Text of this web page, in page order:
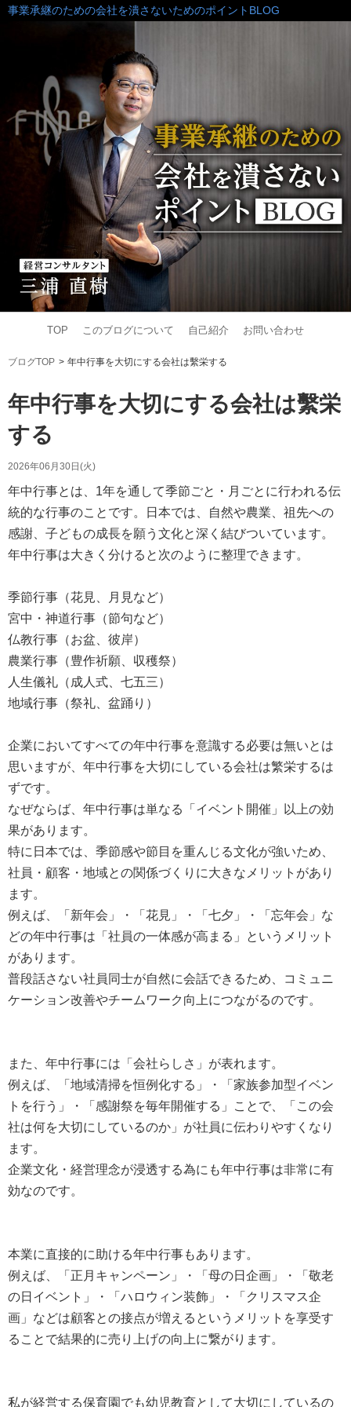
事業承継のための会社を潰さないためのポイントBLOG
TOP このブログについて 自己紹介 お問い合わせ
ブログTOP 年中行事を大切にする会社は繫栄する
年中行事を大切にする会社は繫栄
する
2026年06月30日(火)
年中行事とは、1年を通して季節ごと・月ごとに行われる伝
統的な行事のことです。日本では、自然や農業、祖先への
感謝、子どもの成長を願う文化と深く結びついています。
年中行事は大きく分けると次のように整理できます。
季節行事（花見、月見など）
宮中・神道行事（節句など）
仏教行事（お盆、彼岸）
農業行事（豊作祈願、収穫祭）
人生儀礼（成人式、七五三）
地域行事（祭礼、盆踊り）
企業においてすべての年中行事を意識する必要は無いとは
思いますが、年中行事を大切にしている会社は繁栄するは
ずです。
なぜならば、年中行事は単なる「イベント開催」以上の効
果があります。
特に日本では、季節感や節目を重んじる文化が強いため、
社員・顧客・地域との関係づくりに大きなメリットがあり
ます。
例えば、「新年会」・「花見」・「七夕」・「忘年会」な
どの年中行事は「社員の一体感が高まる」というメリット
があります。
普段話さない社員同士が自然に会話できるため、コミュニ
ケーション改善やチームワーク向上につながるのです。
また、年中行事には「会社らしさ」が表れます。
例えば、「地域清掃を恒例化する」・「家族参加型イベン
トを行う」・「感謝祭を毎年開催する」ことで、「この会
社は何を大切にしているのか」が社員に伝わりやすくなり
ます。
企業文化・経営理念が浸透する為にも年中行事は非常に有
効なのです。
本業に直接的に助ける年中行事もあります。
例えば、「正月キャンペーン」・「母の日企画」・「敬老
の日イベント」・「ハロウィン装飾」・「クリスマス企
画」などは顧客との接点が増えるというメリットを享受す
ることで結果的に売り上げの向上に繋がります。
私が経営する保育園でも幼児教育として大切にしているの